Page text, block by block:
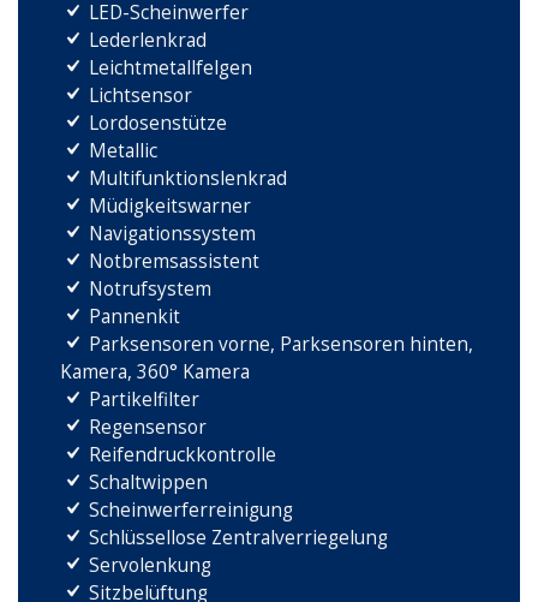
LED-Scheinwerfer
Lederlenkrad
Leichtmetallfelgen
Lichtsensor
Lordosenstütze
Metallic
Multifunktionslenkrad
Müdigkeitswarner
Navigationssystem
Notbremsassistent
Notrufsystem
Pannenkit
Parksensoren vorne, Parksensoren hinten,
Kamera, 360° Kamera
Partikelfilter
Regensensor
Reifendruckkontrolle
Schaltwippen
Scheinwerferreinigung
Schlüssellose Zentralverriegelung
Servolenkung
Sitzbelüftung